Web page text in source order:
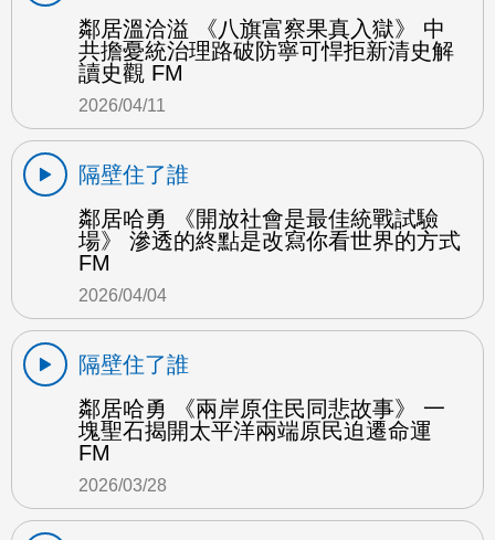
鄰居溫洽溢 《八旗富察果真入獄》 中
共擔憂統治理路破防寧可悍拒新清史解
讀史觀 FM
2026/04/11
隔壁住了誰
鄰居哈勇 《開放社會是最佳統戰試驗
場》 滲透的終點是改寫你看世界的方式
FM
2026/04/04
隔壁住了誰
鄰居哈勇 《兩岸原住民同悲故事》 一
塊聖石揭開太平洋兩端原民迫遷命運
FM
2026/03/28